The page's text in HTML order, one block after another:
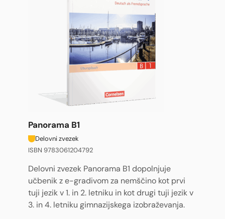
Panorama B1
Delovni zvezek
ISBN 9783061204792
Delovni zvezek Panorama B1 dopolnjuje
učbenik z e-gradivom za nemščino kot prvi
tuji jezik v 1. in 2. letniku in kot drugi tuji jezik v
3. in 4. letniku gimnazijskega izobraževanja.